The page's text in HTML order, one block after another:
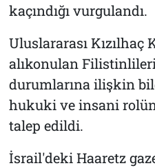
kaçındığı vurgulandı.
Uluslararası Kızılhaç
alıkonulan
durumlarına ilişkin
hukuki ve insani
talep edildi.
İsrail'deki Haaretz